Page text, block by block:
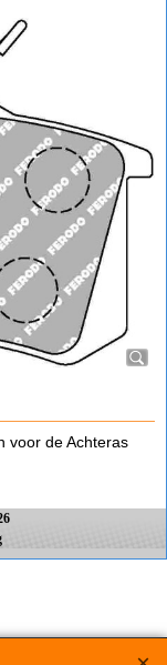
voor de Achteras